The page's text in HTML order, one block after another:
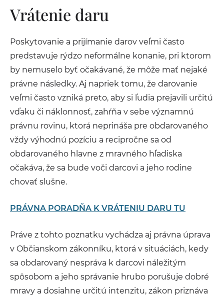
Vrátenie daru
Poskytovanie a prijímanie darov veľmi často
predstavuje rýdzo neformálne konanie, pri ktorom
by nemuselo byť očakávané, že môže mať nejaké
právne následky. Aj napriek tomu, že darovanie
veľmi často vzniká preto, aby si ľudia prejavili určitú
vďaku či náklonnosť, zahŕňa v sebe významnú
právnu rovinu, ktorá neprináša pre obdarovaného
vždy výhodnú pozíciu a recipročne sa od
obdarovaného hlavne z mravného hľadiska
očakáva, že sa bude voči darcovi a jeho rodine
chovať slušne.
PRÁVNA PORADŇA K VRÁTENIU DARU TU
Práve z tohto poznatku vychádza aj právna úprava
v Občianskom zákonníku, ktorá v situáciách, kedy
sa obdarovaný nespráva k darcovi náležitým
spôsobom a jeho správanie hrubo porušuje dobré
mravy a dosiahne určitú intenzitu, zákon priznáva